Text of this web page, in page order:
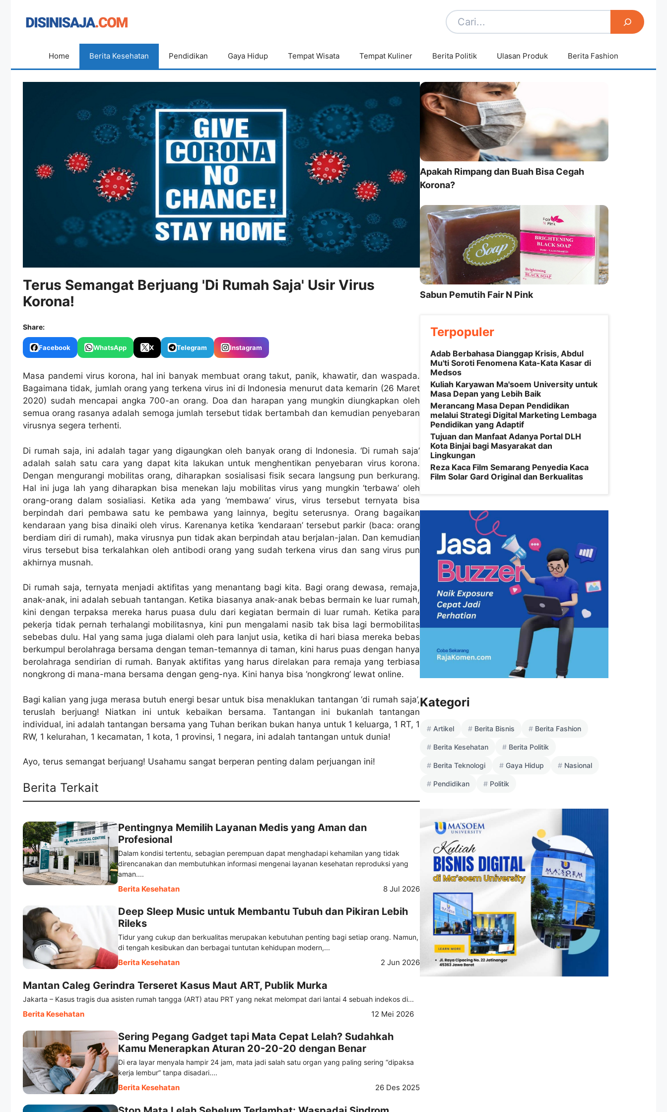
Home Berita Kesehatan Pendidikan Gaya Hidup Tempat Wisata Tempat Kuliner Berita Politik Ulasan Produk Berita Fashion
Terus Semangat Berjuang 'Di Rumah Saja' Usir Virus
Korona!
Share:
Facebook WhatsApp X Telegram Instagram
Masa pandemi virus korona, hal ini banyak membuat orang takut, panik, khawatir, dan waspada.
Bagaimana tidak, jumlah orang yang terkena virus ini di Indonesia menurut data kemarin (26 Maret
2020) sudah mencapai angka 700-an orang. Doa dan harapan yang mungkin diungkapkan oleh
semua orang rasanya adalah semoga jumlah tersebut tidak bertambah dan kemudian penyebaran
virusnya segera terhenti.
Di rumah saja, ini adalah tagar yang digaungkan oleh banyak orang di Indonesia. ‘Di rumah saja’
adalah salah satu cara yang dapat kita lakukan untuk menghentikan penyebaran virus korona.
Dengan mengurangi mobilitas orang, diharapkan sosialisasi fisik secara langsung pun berkurang.
Hal ini juga lah yang diharapkan bisa menekan laju mobilitas virus yang mungkin ‘terbawa’ oleh
orang-orang dalam sosialiasi. Ketika ada yang ‘membawa’ virus, virus tersebut ternyata bisa
berpindah dari pembawa satu ke pembawa yang lainnya, begitu seterusnya. Orang bagaikan
kendaraan yang bisa dinaiki oleh virus. Karenanya ketika ‘kendaraan’ tersebut parkir (baca: orang
berdiam diri di rumah), maka virusnya pun tidak akan berpindah atau berjalan-jalan. Dan kemudian
virus tersebut bisa terkalahkan oleh antibodi orang yang sudah terkena virus dan sang virus pun
akhirnya musnah.
Di rumah saja, ternyata menjadi aktifitas yang menantang bagi kita. Bagi orang dewasa, remaja,
anak-anak, ini adalah sebuah tantangan. Ketika biasanya anak-anak bebas bermain ke luar rumah,
kini dengan terpaksa mereka harus puasa dulu dari kegiatan bermain di luar rumah. Ketika para
pekerja tidak pernah terhalangi mobilitasnya, kini pun mengalami nasib tak bisa lagi bermobilitas
sebebas dulu. Hal yang sama juga dialami oleh para lanjut usia, ketika di hari biasa mereka bebas
berkumpul berolahraga bersama dengan teman-temannya di taman, kini harus puas dengan hanya
berolahraga sendirian di rumah. Banyak aktifitas yang harus direlakan para remaja yang terbiasa
nongkrong di mana-mana bersama dengan geng-nya. Kini hanya bisa ‘nongkrong’ lewat online.
Bagi kalian yang juga merasa butuh energi besar untuk bisa menaklukan tantangan ‘di rumah saja’,
teruslah berjuang! Niatkan ini untuk kebaikan bersama. Tantangan ini bukanlah tantangan
individual, ini adalah tantangan bersama yang Tuhan berikan bukan hanya untuk 1 keluarga, 1 RT, 1
RW, 1 kelurahan, 1 kecamatan, 1 kota, 1 provinsi, 1 negara, ini adalah tantangan untuk dunia!
Ayo, terus semangat berjuang! Usahamu sangat berperan penting dalam perjuangan ini!
Berita Terkait
Pentingnya Memilih Layanan Medis yang Aman dan
Profesional
Dalam kondisi tertentu, sebagian perempuan dapat menghadapi kehamilan yang tidak
direncanakan dan membutuhkan informasi mengenai layanan kesehatan reproduksi yang
aman....
Berita Kesehatan 8 Jul 2026
Deep Sleep Music untuk Membantu Tubuh dan Pikiran Lebih
Rileks
Tidur yang cukup dan berkualitas merupakan kebutuhan penting bagi setiap orang. Namun,
di tengah kesibukan dan berbagai tuntutan kehidupan modern,...
Berita Kesehatan 2 Jun 2026
Mantan Caleg Gerindra Terseret Kasus Maut ART, Publik Murka
Jakarta – Kasus tragis dua asisten rumah tangga (ART) atau PRT yang nekat melompat dari lantai 4 sebuah indekos di...
Berita Kesehatan 12 Mei 2026
Sering Pegang Gadget tapi Mata Cepat Lelah? Sudahkah
Kamu Menerapkan Aturan 20-20-20 dengan Benar
Di era layar menyala hampir 24 jam, mata jadi salah satu organ yang paling sering “dipaksa
kerja lembur” tanpa disadari....
Berita Kesehatan 26 Des 2025
Apakah Rimpang dan Buah Bisa Cegah
Korona?
Sabun Pemutih Fair N Pink
Terpopuler
Adab Berbahasa Dianggap Krisis, Abdul
Mu'ti Soroti Fenomena Kata-Kata Kasar di
Medsos
Kuliah Karyawan Ma'soem University untuk
Masa Depan yang Lebih Baik
Merancang Masa Depan Pendidikan
melalui Strategi Digital Marketing Lembaga
Pendidikan yang Adaptif
Tujuan dan Manfaat Adanya Portal DLH
Kota Binjai bagi Masyarakat dan
Lingkungan
Reza Kaca Film Semarang Penyedia Kaca
Film Solar Gard Original dan Berkualitas
Kategori
Artikel Berita Bisnis Berita Fashion
Berita Kesehatan Berita Politik
Berita Teknologi Gaya Hidup Nasional
Pendidikan Politik